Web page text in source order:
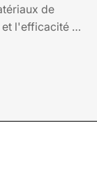
de
l'efficacité de
d'une
maison ou
(15700)